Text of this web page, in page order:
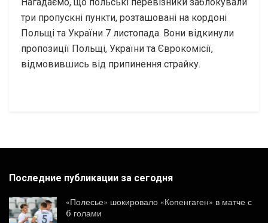
три пропускні пункти, розташовані на кордоні
Польщі та України 7 листопада. Вони відкинули
пропозиції Польщі, України та Єврокомісії,
відмовившись від припинення страйку.
Последние публикации за сегодня
«Полесье» шокировало «Копенгаген» в матче с
6 голами